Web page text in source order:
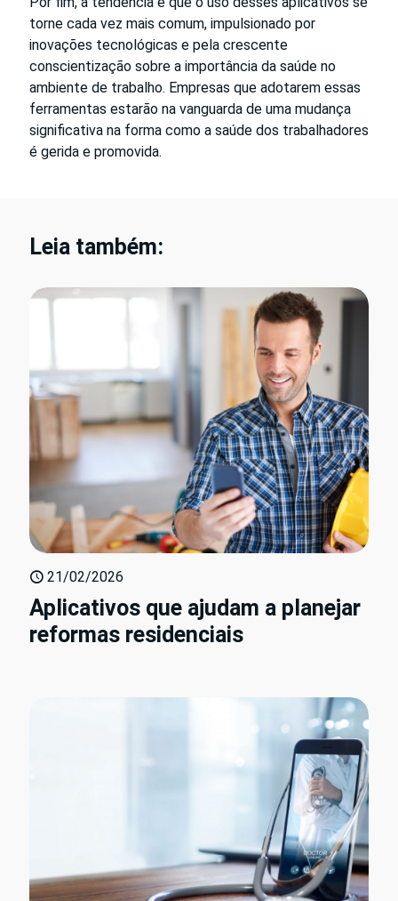
torne cada vez mais comum, impulsionado por
inovações tecnológicas e pela crescente
conscientização sobre a importância da saúde no
ambiente de trabalho. Empresas que adotarem essas
ferramentas estarão na vanguarda de uma mudança
significativa na forma como a saúde dos trabalhadores
é gerida e promovida.
Leia também:
21/02/2026
Aplicativos que ajudam a planejar
reformas residenciais